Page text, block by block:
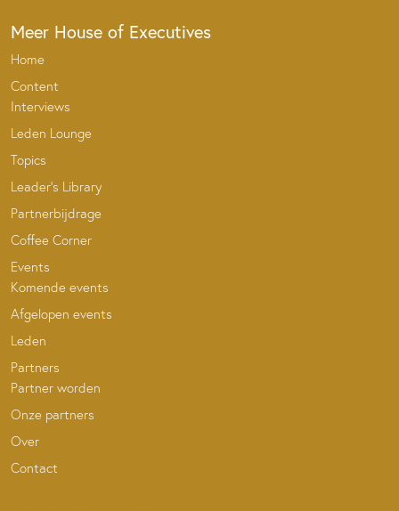
Meer House of Executives
Home
Content
Interviews
Leden Lounge
Topics
Leader’s Library
Partnerbijdrage
Coffee Corner
Events
Komende events
Afgelopen events
Leden
Partners
Partner worden
Onze partners
Over
Contact